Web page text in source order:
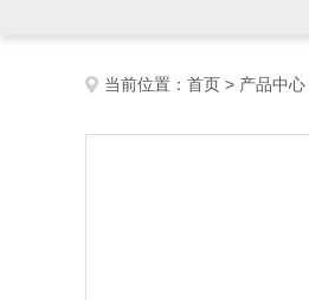
当前位置： 首页 > 产品中心